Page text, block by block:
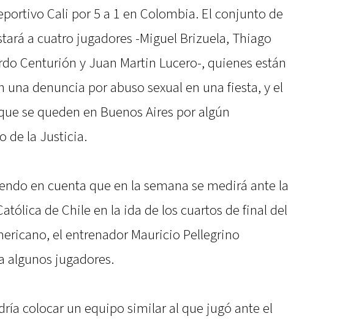
Cali por 5 a 1 en Colombia. El conjunto de
a cuatro jugadores -Miguel Brizuela, Thiago
Centurión y Juan Martin Lucero-, quienes están
una denuncia por abuso sexual en una fiesta, y el
se queden en Buenos Aires por algún
de la Justicia.
en cuenta que en la semana se medirá ante la
de Chile en la ida de los cuartos de final del
el entrenador Mauricio Pellegrino
algunos jugadores.
colocar un equipo similar al que jugó ante el